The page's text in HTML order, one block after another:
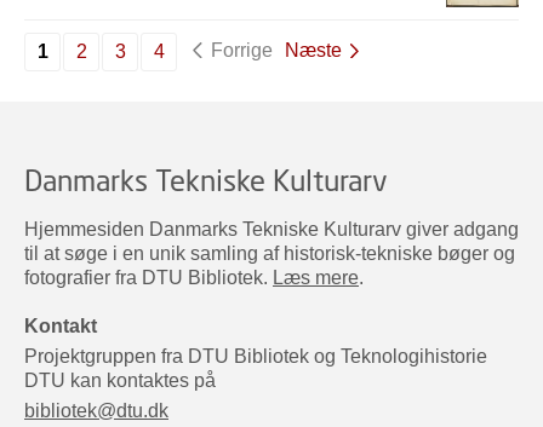
1 2 3 4 Forrige Næste
Danmarks Tekniske Kulturarv
Hjemmesiden Danmarks Tekniske Kulturarv giver adgang
til at søge i en unik samling af historisk-tekniske bøger og
fotografier fra DTU Bibliotek. Læs mere.
Kontakt
Projektgruppen fra DTU Bibliotek og Teknologihistorie
DTU kan kontaktes på
bibliotek@dtu.dk